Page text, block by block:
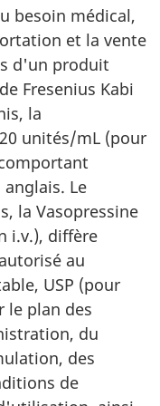
besoin médical,
et la vente
d'un produit
Fresenius Kabi
la
unités/mL (pour
Le
la Vasopressine
i.v.), diffère
au
USP (pour
le plan des
du
des
de